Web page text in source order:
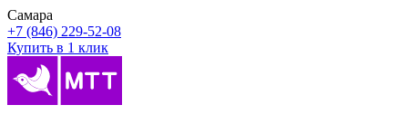
Самара
+7 (846) 229-52-08
Купить в 1 клик